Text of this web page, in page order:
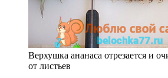
Верхушка ананаса отрезается и
от листьев